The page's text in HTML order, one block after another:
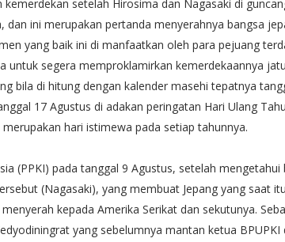
setelah Hirosima dan Nagasaki di
dan ini merupakan pertanda menyerahnya bangsa
yang baik ini di manfaatkan oleh para pejuang
untuk segera memproklamirkan kemerdekaannya
bila di hitung dengan kalender masehi tepatnya
17 Agustus di adakan peringatan Hari Ulang
hari istimewa pada setiap tahunnya.
(PPKI) pada tanggal 9 Agustus, setelah
(Nagasaki), yang membuat Jepang yang saat
kepada Amerika Serikat dan sekutunya.
yang sebelumnya mantan ketua BPUPKI